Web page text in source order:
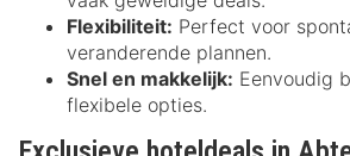
Flexibiliteit: Perfect voor
veranderende plannen.
Snel en makkelijk: Eenvoudig
flexibele opties.